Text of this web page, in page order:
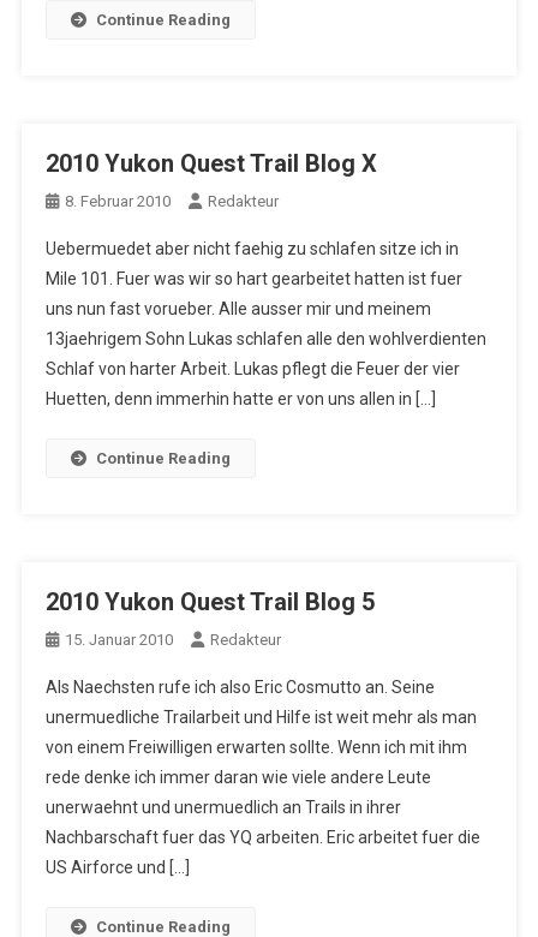
Continue Reading
2010 Yukon Quest Trail Blog X
8. Februar 2010 Redakteur
Uebermuedet aber nicht faehig zu schlafen sitze ich in
Mile 101. Fuer was wir so hart gearbeitet hatten ist fuer
uns nun fast vorueber. Alle ausser mir und meinem
13jaehrigem Sohn Lukas schlafen alle den wohlverdienten
Schlaf von harter Arbeit. Lukas pflegt die Feuer der vier
Huetten, denn immerhin hatte er von uns allen in […]
Continue Reading
2010 Yukon Quest Trail Blog 5
15. Januar 2010 Redakteur
Als Naechsten rufe ich also Eric Cosmutto an. Seine
unermuedliche Trailarbeit und Hilfe ist weit mehr als man
von einem Freiwilligen erwarten sollte. Wenn ich mit ihm
rede denke ich immer daran wie viele andere Leute
unerwaehnt und unermuedlich an Trails in ihrer
Nachbarschaft fuer das YQ arbeiten. Eric arbeitet fuer die
US Airforce und […]
Continue Reading